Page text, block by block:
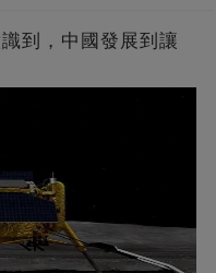
到，中國發展到讓